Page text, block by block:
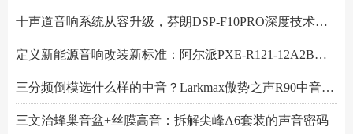
定义新能源音响改装新标准：阿尔派PXE-R121-12A2B深度技术解析，从底层电路到声学调校的全面越级
三分频倒模选什么样的中音？Larkmax傲势之声R90中音喇叭技术解析
三文治蜂巢音盆+丝膜高音：拆解尖峰A6套装的声音密码